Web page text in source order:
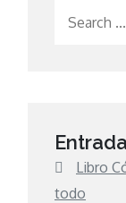
Libro
todo